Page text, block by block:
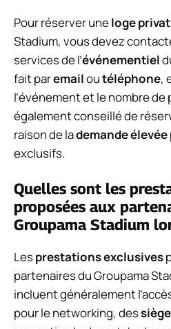
Pour réserver uneloge
Stadium, vous devez
services de l’événementiel
fait paremailoutéléphone,
l’événement et le nombre
également conseillé de
raison de lademande élevée
exclusifs.
Quelles sont les
proposées aux
Groupama Stadium
Lesprestations exclusives
partenaires du Groupama
incluent généralement
pour le networking, des